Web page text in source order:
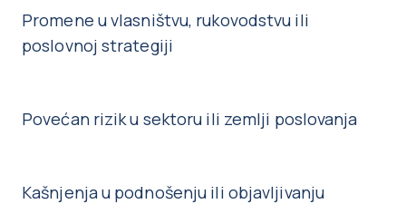
Promene u vlasništvu, rukovodstvu ili
poslovnoj strategiji
Povećan rizik u sektoru ili zemlji poslovanja
Kašnjenja u podnošenju ili objavljivanju